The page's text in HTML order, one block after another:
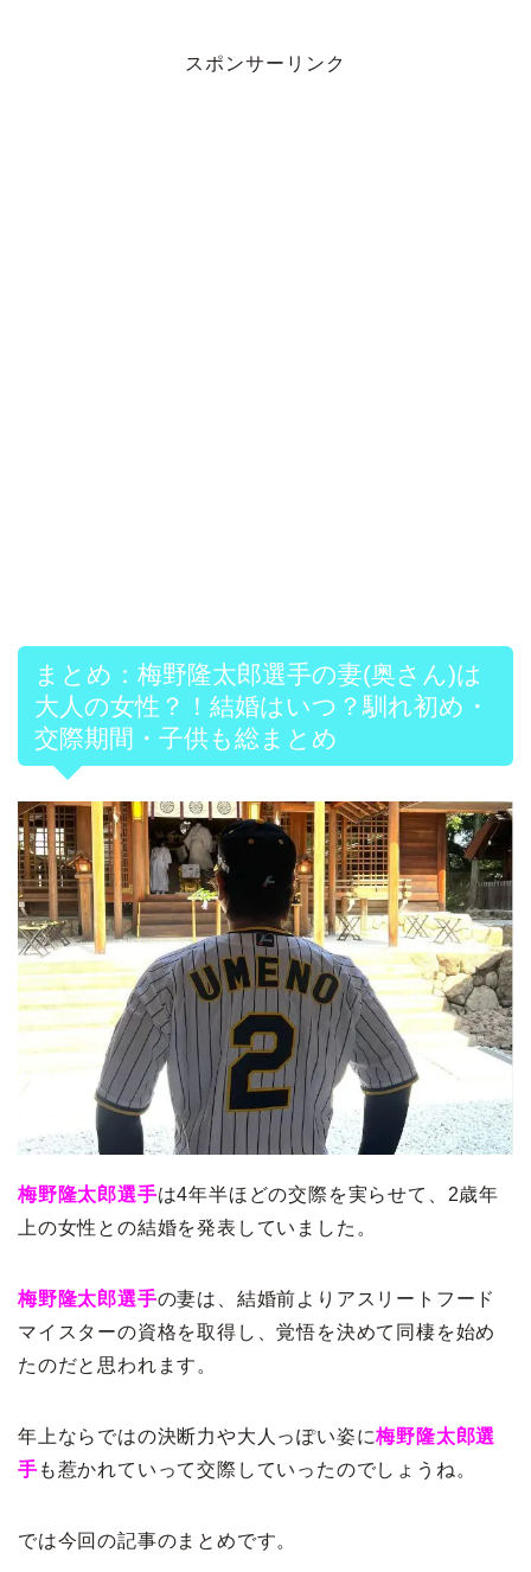
スポンサーリンク
まとめ：梅野隆太郎選手の妻(奥さん)は
大人の女性？！結婚はいつ？馴れ初め・
交際期間・子供も総まとめ
梅野隆太郎選手は4年半ほどの交際を実らせて、2歳年
上の女性との結婚を発表していました。
梅野隆太郎選手の妻は、結婚前よりアスリートフード
マイスターの資格を取得し、覚悟を決めて同棲を始め
たのだと思われます。
年上ならではの決断力や大人っぽい姿に梅野隆太郎選
手 も惹かれていって交際していったのでしょうね。
では今回の記事のまとめです。